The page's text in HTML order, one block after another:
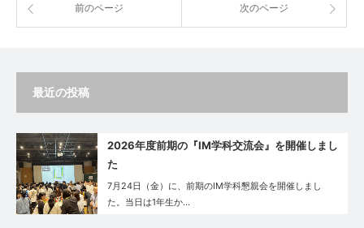
前のページ 次のページ
最近の投稿
2026年度前期の『IM学科交流会』を開催しまし
た
7月24日（金）に、前期のIM学科懇親会を開催しまし
た。当日は1年生か…